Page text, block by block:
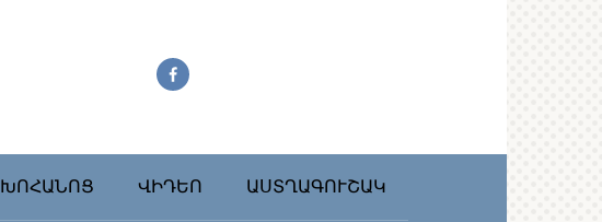
ԽՈՀԱՆՈՑ ՎԻԴԵՈ ԱՍՏՂԱԳՈՒՇԱԿ